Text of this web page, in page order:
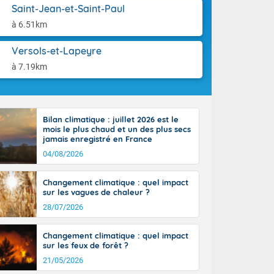
Saint-Jean-et-Saint-Paul
à 6.51km
Versols-et-Lapeyre
à 7.19km
le Poitou-
8 à 13
26 sur le
le sud-
Bilan climatique : juillet 2026 est le
mois le plus chaud et un des plus secs
jamais enregistré en France
04/08/2026
Changement climatique : quel impact
sur les vagues de chaleur ?
28/07/2026
Changement climatique : quel impact
sur les feux de forêt ?
21/05/2026